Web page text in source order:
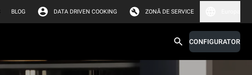
BLOG DATA DRIVEN COOKING ZONĂ DE SERVICE
CONFIGURATOR